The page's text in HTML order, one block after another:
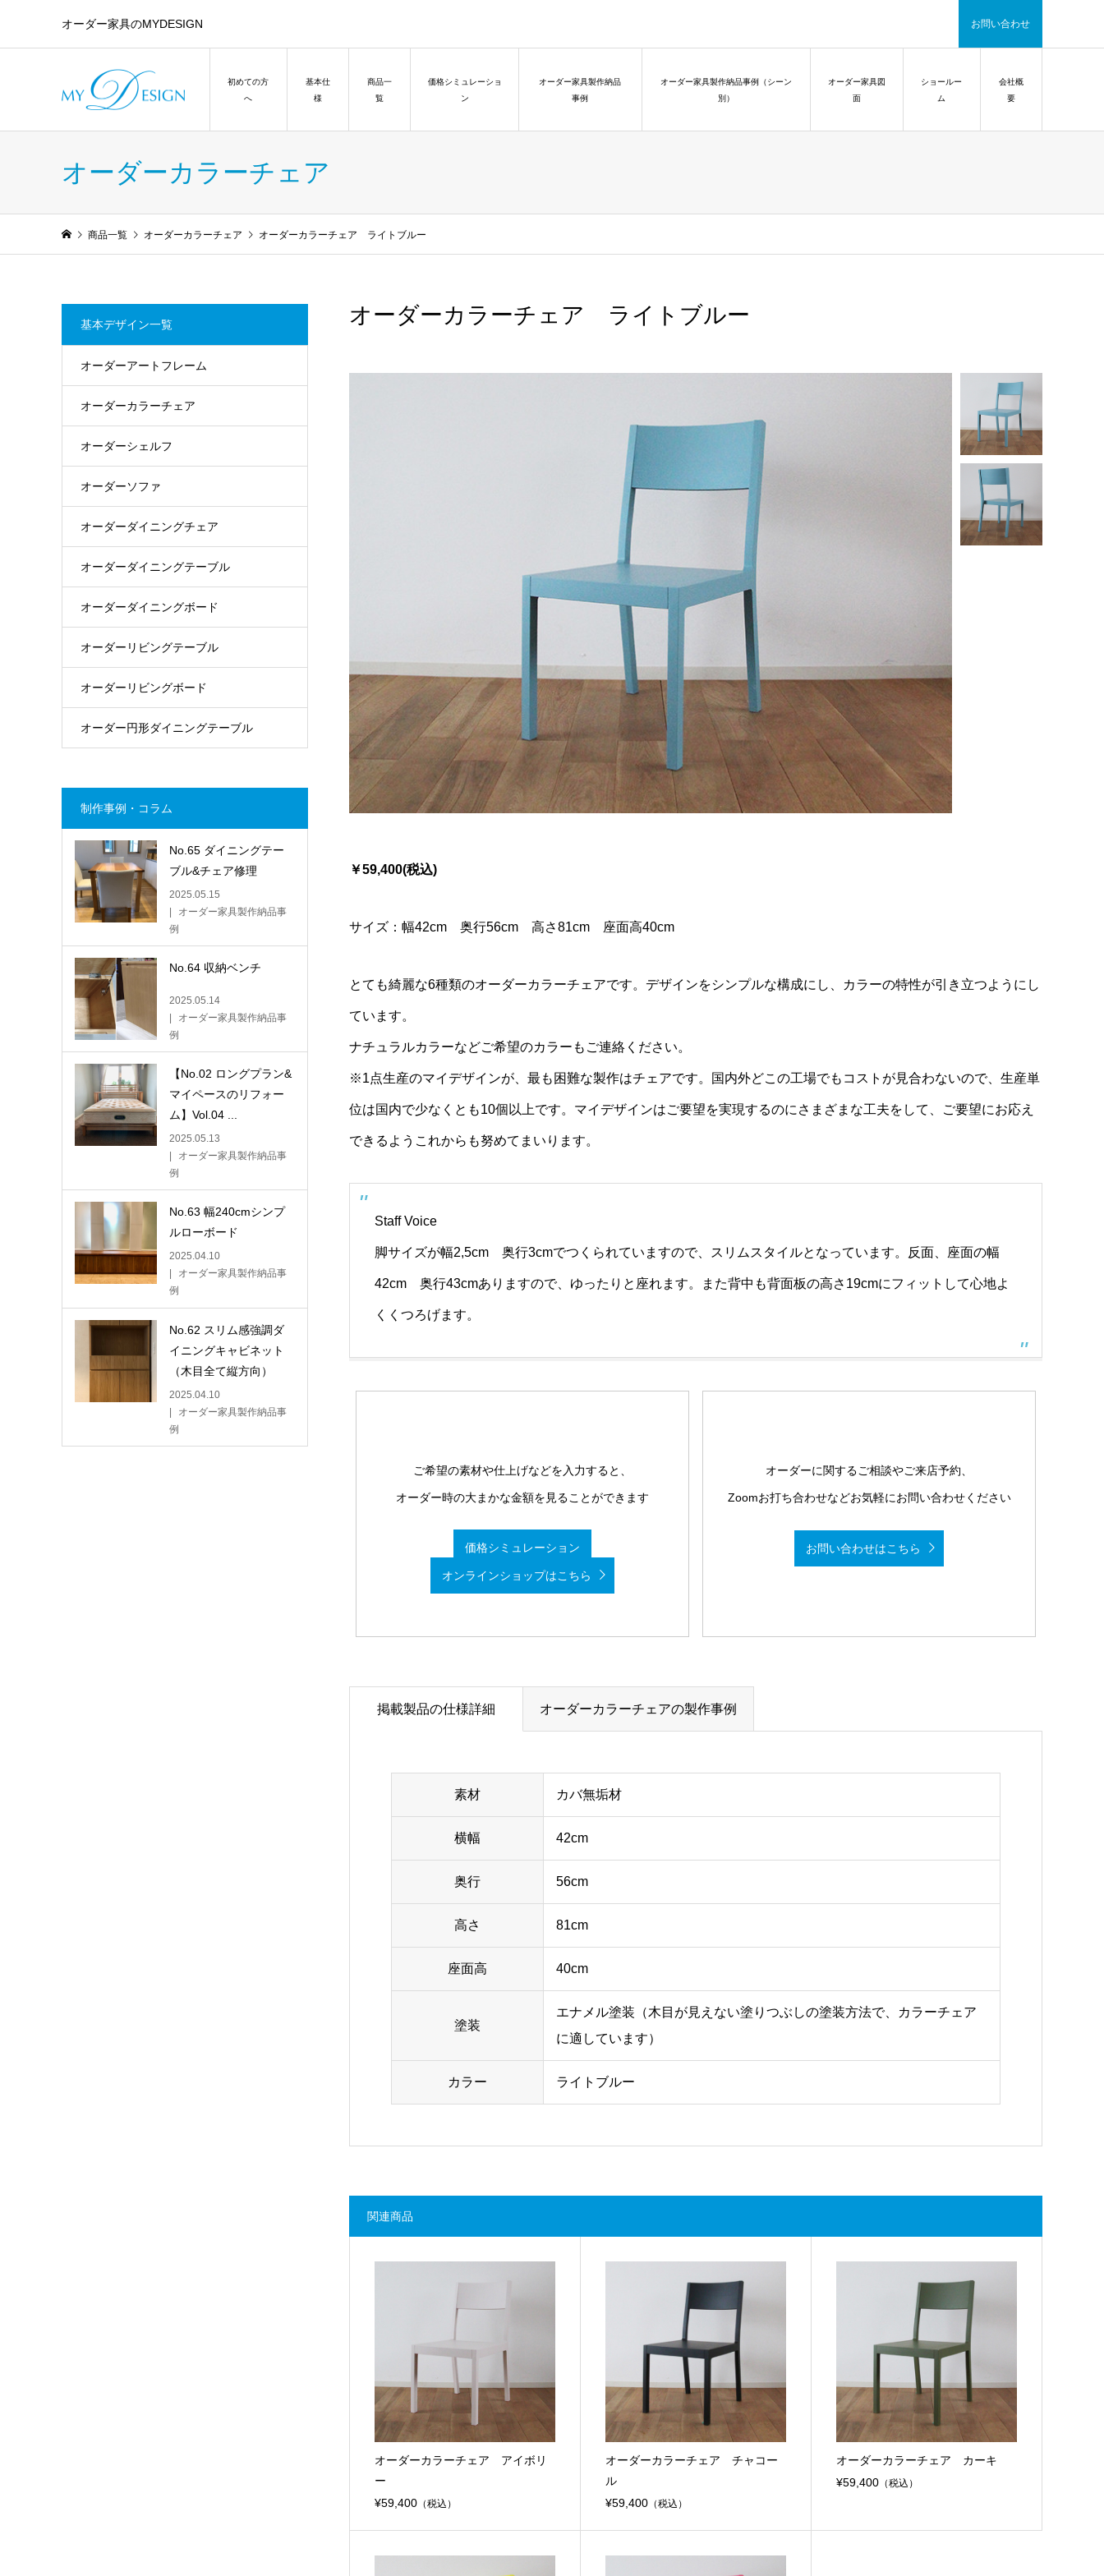
オーダー家具のMYDESIGN お問い合わせ
初めての方
へ
基本仕
様
商品一
覧
価格シミュレーショ
ン
オーダー家具製作納品
事例
オーダー家具製作納品事例（シーン
別）
オーダー家具図
面
ショールー
ム
会社概
要
オーダーカラーチェア
商品一覧 オーダーカラーチェア オーダーカラーチェア ライトブルー
オーダーカラーチェア ライトブルー
￥59,400(税込)
サイズ：幅42cm 奥行56cm 高さ81cm 座面高40cm
とても綺麗な6種類のオーダーカラーチェアです。デザインをシンプルな構成にし、カラーの特性が引き立つようにし
ています。
ナチュラルカラーなどご希望のカラーもご連絡ください。
※1点生産のマイデザインが、最も困難な製作はチェアです。国内外どこの工場でもコストが見合わないので、生産単
位は国内で少なくとも10個以上です。マイデザインはご要望を実現するのにさまざまな工夫をして、ご要望にお応え
できるようこれからも努めてまいります。
Staff Voice
脚サイズが幅2,5cm 奥行3cmでつくられていますので、スリムスタイルとなっています。反面、座面の幅
42cm 奥行43cmありますので、ゆったりと座れます。また背中も背面板の高さ19cmにフィットして心地よ
くくつろげます。
ご希望の素材や仕上げなどを入力すると、
オーダー時の大まかな金額を見ることができます
価格シミュレーション
オンラインショップはこちら
オーダーに関するご相談やご来店予約、
Zoomお打ち合わせなどお気軽にお問い合わせください
お問い合わせはこちら
掲載製品の仕様詳細 オーダーカラーチェアの製作事例
素材 カバ無垢材
横幅 42cm
奥行 56cm
高さ 81cm
座面高 40cm
塗装
エナメル塗装（木目が見えない塗りつぶしの塗装方法で、カラーチェア
に適しています）
カラー ライトブルー
関連商品
オーダーカラーチェア アイボリ
ー
¥59,400（税込）
オーダーカラーチェア チャコー
ル
¥59,400（税込）
オーダーカラーチェア カーキ
¥59,400 （税込）
基本デザイン一覧
オーダーアートフレーム
オーダーカラーチェア
オーダーシェルフ
オーダーソファ
オーダーダイニングチェア
オーダーダイニングテーブル
オーダーダイニングボード
オーダーリビングテーブル
オーダーリビングボード
オーダー円形ダイニングテーブル
制作事例・コラム
No.65 ダイニングテー
ブル&チェア修理
2025.05.15
オーダー家具製作納品事
例
No.64 収納ベンチ
2025.05.14
オーダー家具製作納品事
例
【No.02 ロングプラン&
マイペースのリフォー
ム】Vol.04 ...
2025.05.13
オーダー家具製作納品事
例
No.63 幅240cmシンプ
ルローボード
2025.04.10
オーダー家具製作納品事
例
No.62 スリム感強調ダ
イニングキャビネット
（木目全て縦方向）
2025.04.10
オーダー家具製作納品事
例